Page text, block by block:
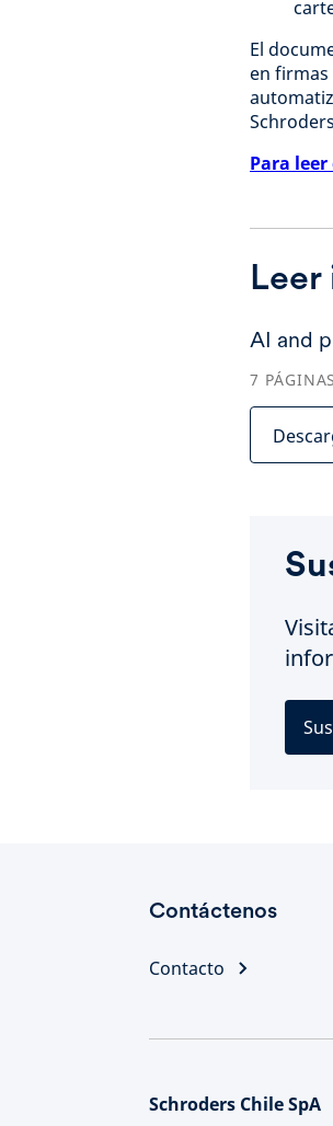
El
en
Para
AI and
7 PÁGINAS
Contáctenos
Contacto
Schroders Chile SpA